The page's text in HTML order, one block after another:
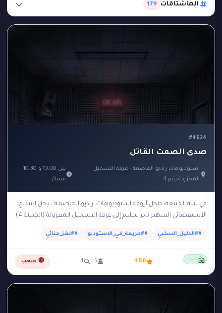
الهاشتاقات 179
#4624
صدى الصمت القاتل
استوديوهات راديو العاصمة - غرفة التسجيل
المعزولة رقم 4
بين 10:00 و 10:30
مساءً
في ليلة الجمعة، داخل أروقة استوديوهات 'راديو العاصمة'، دخل المذيع
الاستقصائي الشهير نادر سليم إلى غرفة التسجيل المعزولة (الكبينة 4)
##الدليل_السلبي ##جريمة_في_الاستوديو ##لغز_جنائي
مجانية 450
5
4 🔴 صعب 📖